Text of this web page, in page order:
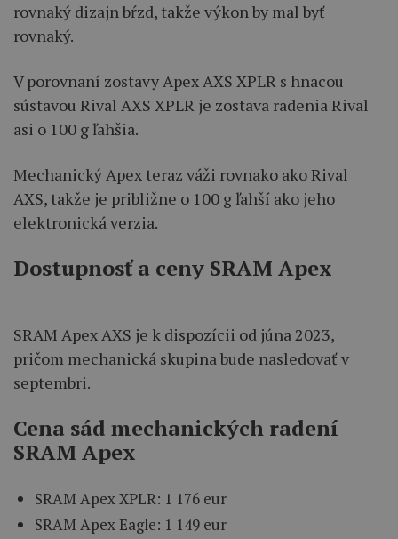
rovnaký dizajn bŕzd, takže výkon by mal byť
rovnaký.
V porovnaní zostavy Apex AXS XPLR s hnacou
sústavou Rival AXS XPLR je zostava radenia Rival
asi o 100 g ľahšia.
Mechanický Apex teraz váži rovnako ako Rival
AXS, takže je približne o 100 g ľahší ako jeho
elektronická verzia.
Dostupnosť a ceny SRAM Apex
SRAM Apex AXS je k dispozícii od júna 2023,
pričom mechanická skupina bude nasledovať v
septembri.
Cena sád mechanických radení
SRAM Apex
SRAM Apex XPLR: 1 176 eur
SRAM Apex Eagle: 1 149 eur